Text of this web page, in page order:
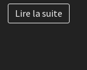
Lire la suite